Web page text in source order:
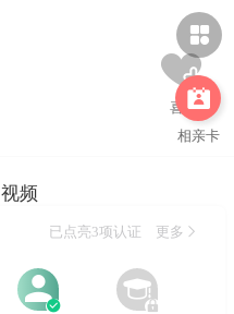


相亲卡
视频
已点亮3项认证 更多



